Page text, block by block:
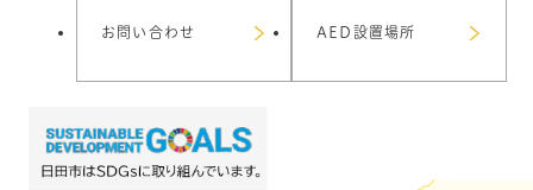
お問い合わせ AED設置場所